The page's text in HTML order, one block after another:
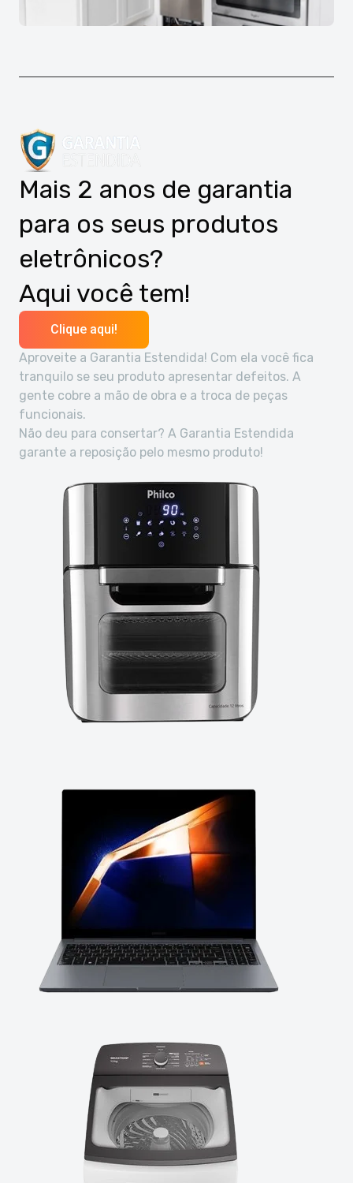
Mais 2 anos de garantia
para os seus produtos
eletrônicos?
Aqui você tem!
Clique aqui!
Aproveite a Garantia Estendida! Com ela você fica
tranquilo se seu produto apresentar defeitos. A
gente cobre a mão de obra e a troca de peças
funcionais.
Não deu para consertar? A Garantia Estendida
garante a reposição pelo mesmo produto!